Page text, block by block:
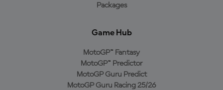
Packages
Game Hub
MotoGP™ Fantasy
MotoGP™ Predictor
MotoGP Guru Predict
MotoGP Guru Racing 25/26